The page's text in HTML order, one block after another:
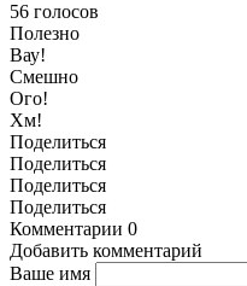
56 голосов
Полезно
Вау!
Смешно
Ого!
Хм!
Поделиться
Поделиться
Поделиться
Поделиться
Комментарии 0
Добавить комментарий
Ваше имя